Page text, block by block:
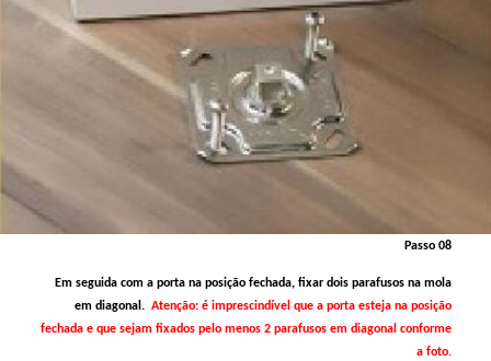
Passo 08
Em seguida com a porta na posição fechada, fixar dois parafusos na mola
em diagonal.Atenção: é imprescindível que a porta esteja na posição
fechada e que sejam fixados pelo menos 2 parafusos em diagonal conforme
a foto.